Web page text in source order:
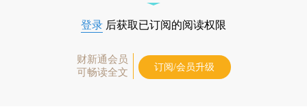
登录 后获取已订阅的阅读权限
财新通会员
可畅读全文
订阅/会员升级